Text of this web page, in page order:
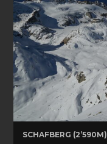
SCHAFBERG (2’590M)